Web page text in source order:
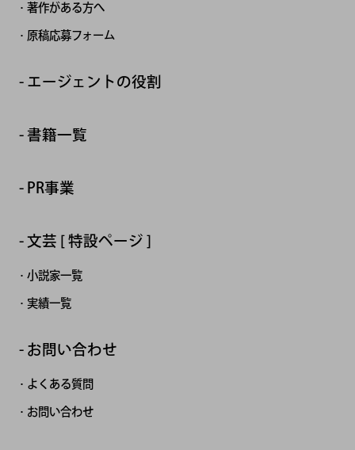
著作がある方へ
原稿応募フォーム
エージェントの役割
書籍一覧
PR事業
文芸 [ 特設ページ ]
小説家一覧
実績一覧
お問い合わせ
よくある質問
お問い合わせ